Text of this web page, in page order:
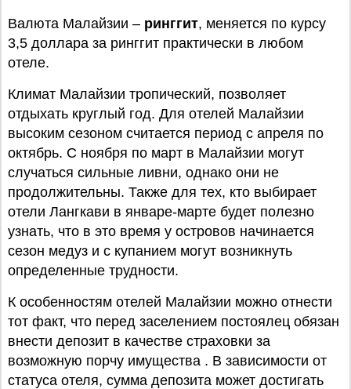
Валюта Малайзии – ринггит, меняется по курсу
3,5 доллара за ринггит практически в любом
отеле.
Климат Малайзии тропический, позволяет
отдыхать круглый год. Для отелей Малайзии
высоким сезоном считается период с апреля по
октябрь. С ноября по март в Малайзии могут
случаться сильные ливни, однако они не
продолжительны. Также для тех, кто выбирает
отели Лангкави в январе-марте будет полезно
узнать, что в это время у островов начинается
сезон медуз и с купанием могут возникнуть
определенные трудности.
К особенностям отелей Малайзии можно отнести
тот факт, что перед заселением постоялец обязан
внести депозит в качестве страховки за
возможную порчу имущества . В зависимости от
статуса отеля, сумма депозита может достигать